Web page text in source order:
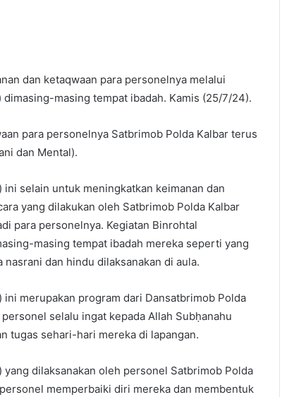
dan ketaqwaan para personelnya melalui
masing tempat ibadah. Kamis (25/7/24).
para personelnya Satbrimob Polda Kalbar terus
dan Mental).
selain untuk meningkatkan keimanan dan
yang dilakukan oleh Satbrimob Polda Kalbar
para personelnya. Kegiatan Binrohtal
masing tempat ibadah mereka seperti yang
dan hindu dilaksanakan di aula.
merupakan program dari Dansatbrimob Polda
selalu ingat kepada Allah Subḥanahu
tugas sehari-hari mereka di lapangan.
dilaksanakan oleh personel Satbrimob Polda
memperbaiki diri mereka dan membentuk